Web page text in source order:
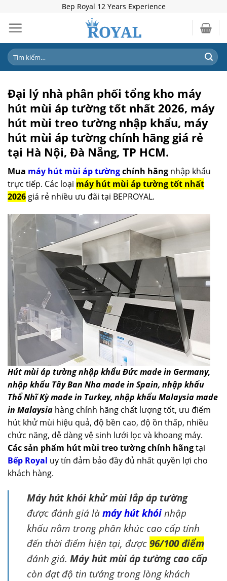
content
Bep Royal 12 Years Experience
Tìm
kiếm:
Đại lý nhà phân phối tổng kho máy
hút mùi áp tường tốt nhất 2026, máy
hút mùi treo tường nhập khẩu, máy
hút mùi áp tường chính hãng giá rẻ
tại Hà Nội, Đà Nẵng, TP HCM.
Mua máy hút mùi áp tườngchính hãng nhập khẩu
trực tiếp. Các loại máy hút mùi áp tường tốt nhất
2026 giá rẻ nhiều ưu đãi tại BEPROYAL.
Hút mùi áp tường nhập khẩu Đức made in Germany,
nhập khẩu Tây Ban Nha made in Spain, nhập khẩu
Thổ Nhĩ Kỳ made in Turkey, nhập khẩu Malaysia made
in Malaysia hàng chính hãng chất lượng tốt, ưu điểm
hút khử mùi hiệu quả, độ bền cao, độ ồn thấp, nhiều
chức năng, dễ dàng vệ sinh lưới lọc và khoang máy.
Các sản phẩm hút mùi treo tường chính hãngtại
Bếp Royal uy tín đảm bảo đầy đủ nhất quyền lợi cho
khách hàng.
Máy hút khói khử mùi lắp áp tường
được đánh giá làmáy hút khóinhập
khẩu nằm trong phân khúc cao cấp tính
đến thời điểm hiện tại, được96/100 điểm
đánh giá. Máy hút mùi áp tường cao cấp
còn đạt độ tin tưởng trong lòng khách